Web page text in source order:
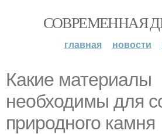
СОВРЕМЕННАЯ
главная новости
Какие материалы
необходимы для
природного камня